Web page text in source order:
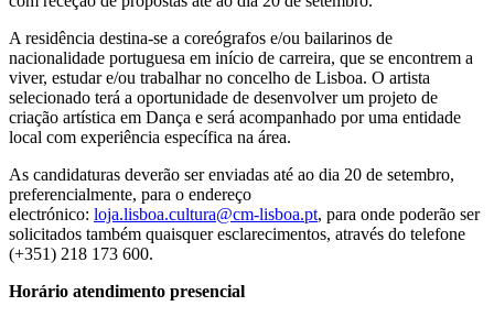
A residência destina-se a coreógrafos e/ou bailarinos de
nacionalidade portuguesa em início de carreira, que se encontrem a
viver, estudar e/ou trabalhar no concelho de Lisboa. O artista
selecionado terá a oportunidade de desenvolver um projeto de
criação artística em Dança e será acompanhado por uma entidade
local com experiência específica na área.
As candidaturas deverão ser enviadas até ao dia 20 de setembro,
preferencialmente, para o endereço
electrónico: loja.lisboa.cultura@cm-lisboa.pt, para onde poderão ser
solicitados também quaisquer esclarecimentos, através do telefone
(+351) 218 173 600.
Horário atendimento presencial